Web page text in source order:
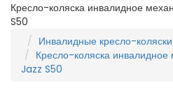
Кресло-коляска инвалидное
S50
Инвалидные кресло-коляски
Кресло-коляска
Jazz S50